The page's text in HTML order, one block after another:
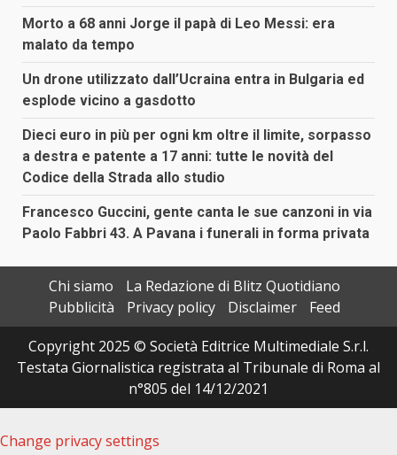
Morto a 68 anni Jorge il papà di Leo Messi: era
malato da tempo
Un drone utilizzato dall’Ucraina entra in Bulgaria ed
esplode vicino a gasdotto
Dieci euro in più per ogni km oltre il limite, sorpasso
a destra e patente a 17 anni: tutte le novità del
Codice della Strada allo studio
Francesco Guccini, gente canta le sue canzoni in via
Paolo Fabbri 43. A Pavana i funerali in forma privata
Chi siamo
La Redazione di Blitz Quotidiano
Pubblicità
Privacy policy Disclaimer
Feed
Copyright 2025 © Società Editrice Multimediale S.r.l.
Testata Giornalistica registrata al Tribunale di Roma al
n°805 del 14/12/2021
Change privacy settings